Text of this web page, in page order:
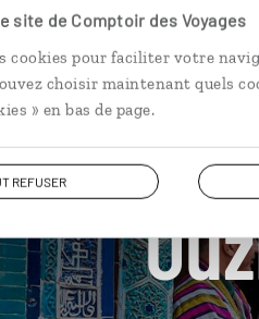
site de Comptoir des Voyages
cookies pour faciliter votre
choisir maintenant quels
» en bas de page.
REFUSER